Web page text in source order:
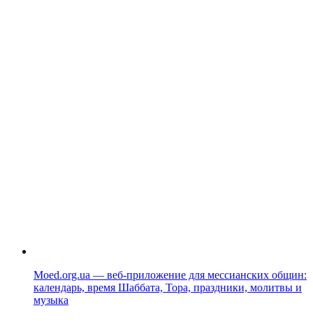
Moed.org.ua — веб-приложение для мессианских общин:
календарь, время Шаббата, Тора, праздники, молитвы и
музыка